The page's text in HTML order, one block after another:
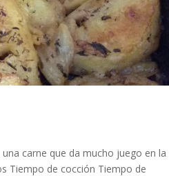
carne que da mucho juego en la
Tiempo de cocción Tiempo de